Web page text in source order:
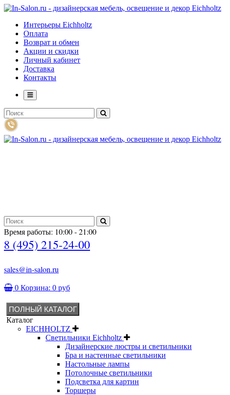
Интерьеры Eichholtz
Оплата
Возврат и обмен
Акции и скидки
Личный кабинет
Доставка
Контакты
Время работы: 10:00 - 21:00
8 (495) 215-24-00
sales@in-salon.ru
0 Корзина: 0 руб
ПОЛНЫЙ КАТАЛОГ
Каталог
EICHHOLTZ
Светильники Eichholtz
Дизайнерские люстры и светильники
Бра и настенные светильники
Настольные лампы
Потолочные светильники
Подсветка для картин
Торшеры